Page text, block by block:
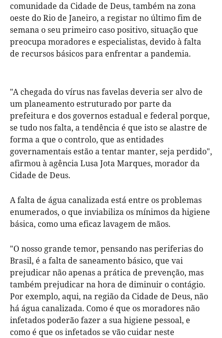
comunidade da Cidade de Deus, também na zona
oeste do Rio de Janeiro, a registar no último fim de
semana o seu primeiro caso positivo, situação que
preocupa moradores e especialistas, devido à falta
de recursos básicos para enfrentar a pandemia.
"A chegada do vírus nas favelas deveria ser alvo de
um planeamento estruturado por parte da
prefeitura e dos governos estadual e federal porque,
se tudo nos falta, a tendência é que isto se alastre de
forma a que o controlo, que as entidades
governamentais estão a tentar manter, seja perdido",
afirmou à agência Lusa Jota Marques, morador da
Cidade de Deus.
A falta de água canalizada está entre os problemas
enumerados, o que inviabiliza os mínimos da higiene
básica, como uma eficaz lavagem de mãos.
"O nosso grande temor, pensando nas periferias do
Brasil, é a falta de saneamento básico, que vai
prejudicar não apenas a prática de prevenção, mas
também prejudicar na hora de diminuir o contágio.
Por exemplo, aqui, na região da Cidade de Deus, não
há água canalizada. Como é que os moradores não
infetados poderão fazer a sua higiene pessoal, e
como é que os infetados se vão cuidar neste